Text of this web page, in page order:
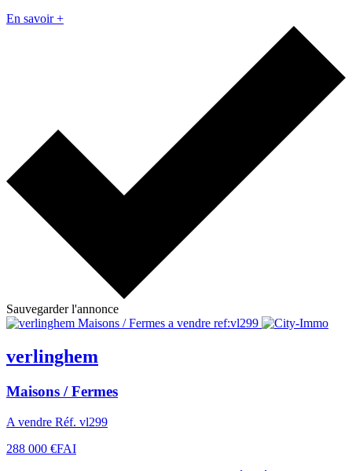
En savoir +
Sauvegarder l'annonce
verlinghem
Maisons / Fermes
A vendre Réf. vl299
288 000 €FAI